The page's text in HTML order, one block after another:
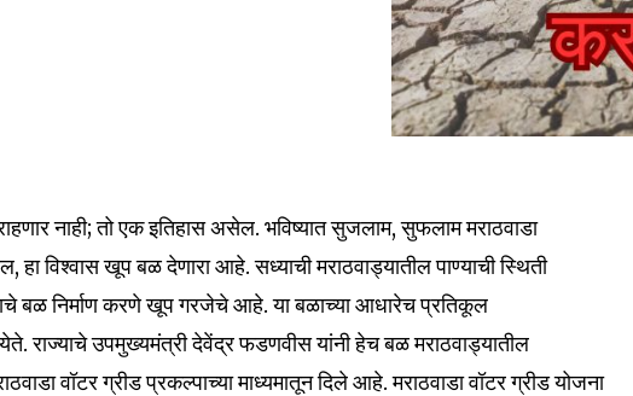
नाही; तो एक इतिहास असेल. भविष्यात सुजलाम, सुफलाम मराठवाडा
हा विश्वास खूप बळ देणारा आहे. सध्याची मराठवाड्यातील पाण्याची स्थिती
बळ निर्माण करणे खूप गरजेचे आहे. या बळाच्या आधारेच प्रतिकूल
राज्याचे उपमुख्यमंत्री देवेंद्र फडणवीस यांनी हेच बळ मराठवाड्यातील
वॉटर ग्रीड प्रकल्पाच्या माध्यमातून दिले आहे. मराठवाडा वॉटर ग्रीड योजना